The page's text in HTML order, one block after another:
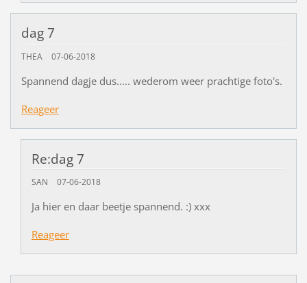
dag 7
THEA 07-06-2018
Spannend dagje dus..... wederom weer prachtige foto's.
Reageer
Re:dag 7
SAN 07-06-2018
Ja hier en daar beetje spannend. :) xxx
Reageer